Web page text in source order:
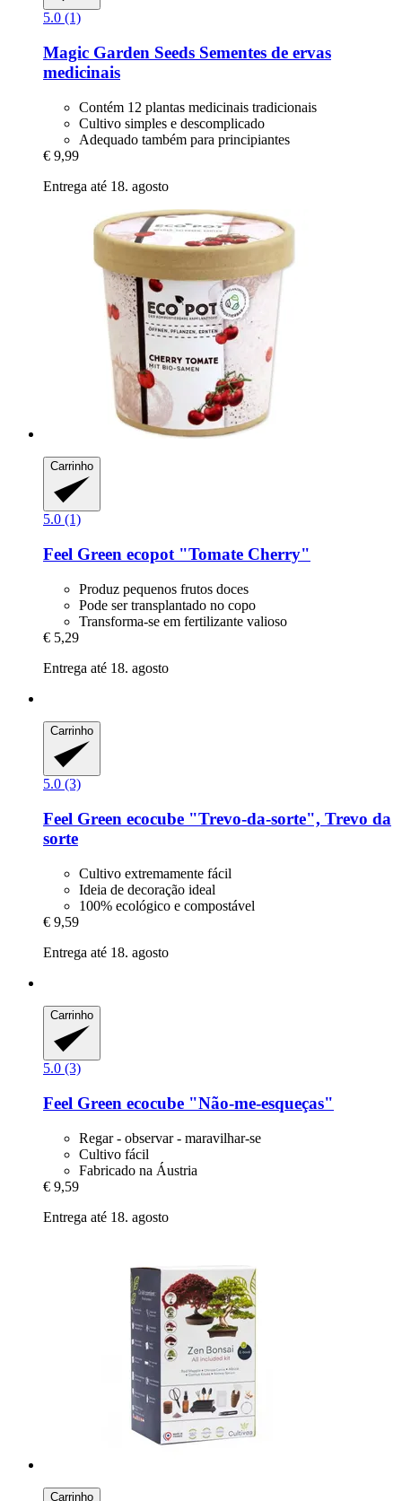
5.0 (1)
Magic Garden Seeds Sementes de ervas
medicinais
Contém 12 plantas medicinais tradicionais
Cultivo simples e descomplicado
Adequado também para principiantes
€ 9,99
Entrega até 18. agosto
Carrinho
5.0 (1)
Feel Green ecopot "Tomate Cherry"
Produz pequenos frutos doces
Pode ser transplantado no copo
Transforma-se em fertilizante valioso
€ 5,29
Entrega até 18. agosto
Carrinho
5.0 (3)
Feel Green ecocube "Trevo-​da-​sorte", Trevo da
sorte
Cultivo extremamente fácil
Ideia de decoração ideal
100% ecológico e compostável
€ 9,59
Entrega até 18. agosto
Carrinho
5.0 (3)
Feel Green ecocube "Não-​me-​esqueças"
Regar - observar - maravilhar-se
Cultivo fácil
Fabricado na Áustria
€ 9,59
Entrega até 18. agosto
Carrinho